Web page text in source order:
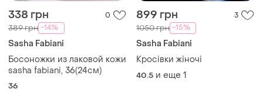
338 грн 0
389 грн -14%
Sasha Fabiani
Босоножки из лаковой кожи
sasha fabiani, 36(24см)
36
899 грн 3
1050 грн -15%
Sasha Fabiani
Кросівки жіночі
40.5 и еще 1